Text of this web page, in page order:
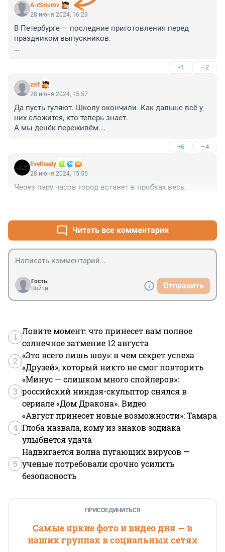
A-rSmurov
28 июня 2024, 16:23
В Петербурге — последние приготовления перед
праздником выпускников.
+1 –2
zelf
28 июня 2024, 15:57
Да пусть гуляют. Школу окончили. Как дальше всё у
них сложится, кто теперь знает.
А мы денёк переживём.
+6 –4
EveReady
28 июня 2024, 15:55
Через пару часов город встанет в пробках весь.
Читать все комментарии
Гость
Войти
Отправить
1
Ловите момент: что принесет вам полное
солнечное затмение 12 августа
2
«Это всего лишь шоу»: в чем секрет успеха
«Друзей», который никто не смог повторить
3
«Минус — слишком много спойлеров»:
российский ниндзя-скульптор снялся в
сериале «Дом Дракона». Видео
4
«Август принесет новые возможности»: Тамара
Глоба назвала, кому из знаков зодиака
улыбнется удача
5
Надвигается волна пугающих вирусов —
ученые потребовали срочно усилить
безопасность
ПРИСОЕДИНИТЬСЯ
Самые яркие фото и видео дня — в
наших группах в социальных сетях